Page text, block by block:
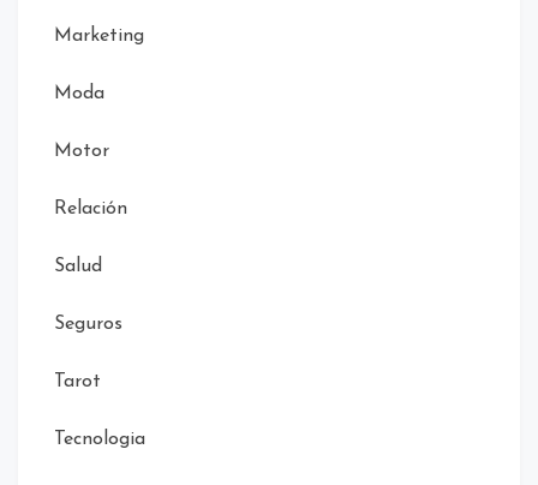
Marketing
Moda
Motor
Relación
Salud
Seguros
Tarot
Tecnologia